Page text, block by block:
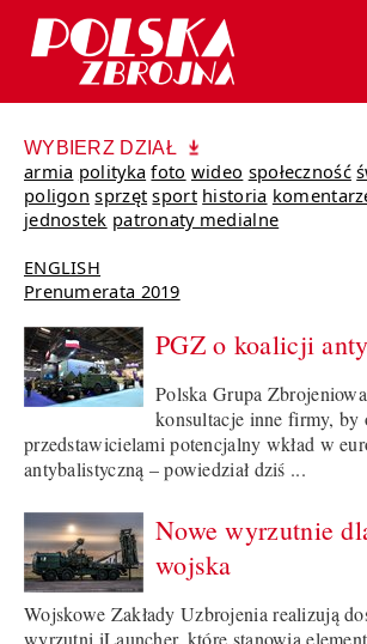
WYBIERZ DZIAŁ
armia polityka foto wideo społeczność
poligon sprzęt sport historia
jednostek patronaty medialne
ENGLISH
Prenumerata 2019
PGZ o koalicji
Polska Grupa
konsultacje inne firmy, by
przedstawicielami potencjalny wkład w
antybalistyczną – powiedział dziś ...
Nowe wyrzutnie
wojska
Wojskowe Zakłady Uzbrojenia realizują